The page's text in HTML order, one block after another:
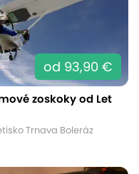
od 93,90 €
zoskoky od Let
Trnava Boleráz